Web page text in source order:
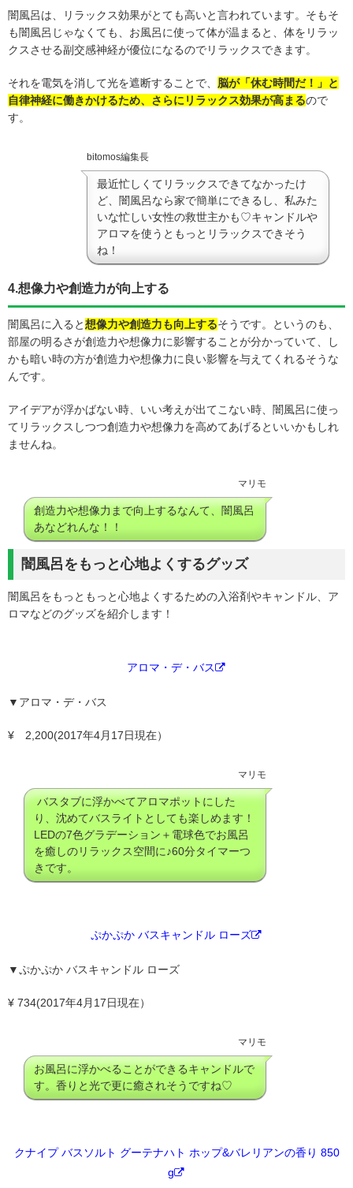
闇風呂は、リラックス効果がとても高いと言われています。そもそ
も闇風呂じゃなくても、お風呂に使って体が温まると、 体をリラッ
クスさせる副交感神経が優位になるのでリラックスできます。
それを電気を消して光を遮断することで、 脳が「休む時間だ！」と
自律神経に働きかけるため、さらにリラックス効果が高まるので
す。
bitomos編集長
最近忙しくてリラックスできてなかったけ
ど、闇風呂なら家で簡単にできるし、私みた
いな忙しい女性の救世主かも♡キャンドルや
アロマを使うともっとリラックスできそう
ね！
4.想像力や創造力が向上する
闇風呂に入ると想像力や創造力も向上するそうです。というのも、
部屋の明るさが創造力や想像力に影響することが分かっていて、し
かも暗い時の方が創造力や想像力に良い影響を与えてくれるそうな
んです。
アイデアが浮かばない時、いい考えが出てこない時、闇風呂に使っ
てリラックスしつつ創造力や想像力を高めてあげるといいかもしれ
ませんね。
マリモ
創造力や想像力まで向上するなんて、闇風呂
あなどれんな！！
闇風呂をもっと心地よくするグッズ
闇風呂をもっともっと心地よくするための入浴剤やキャンドル、ア
ロマなどのグッズを紹介します！
アロマ・デ・バス
▼アロマ・デ・バス
¥ 2,200(2017年4月17日現在）
マリモ
バスタブに浮かべてアロマポットにした
り、沈めてバスライトとしても楽しめます！
LEDの7色グラデーション＋電球色でお風呂
を癒しのリラックス空間に♪60分タイマーつ
きです。
ぷかぷか バスキャンドル ローズ
▼ぷかぷか バスキャンドル ローズ
¥ 734(2017年4月17日現在）
マリモ
お風呂に浮かべることができるキャンドルで
す。香りと光で更に癒されそうですね♡
クナイプ バスソルト グーテナハト ホップ&バレリアンの香り 850
g